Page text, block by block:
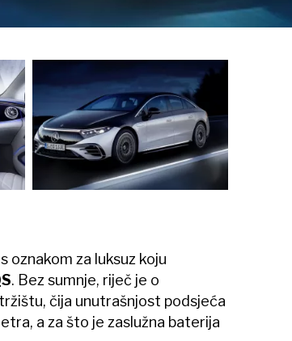
oznakom za luksuz koju
. Bez sumnje, riječ je o
čija unutrašnjost podsjeća
a za što je zaslužna baterija